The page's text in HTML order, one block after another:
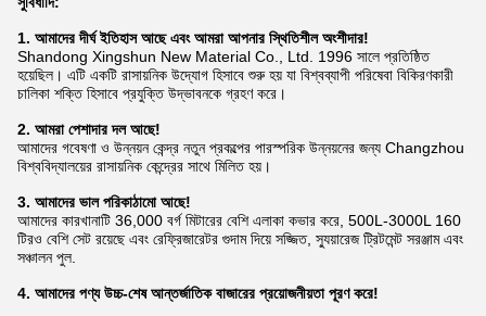
1. আমাদের দীর্ঘ ইতিহাস আছে এবং আমরা আপনার স্থিতিশীল অংশীদার!
Shandong Xingshun New Material Co., Ltd. 1996 সালে প্রতিষ্ঠিত
হয়েছিল। এটি একটি রাসায়নিক উদ্যোগ হিসাবে শুরু হয় যা বিশ্বব্যাপী পরিষেবা বিকিরণকারী
চালিকা শক্তি হিসাবে প্রযুক্তি উদ্ভাবনকে গ্রহণ করে।
2. আমরা পেশাদার দল আছে!
আমাদের গবেষণা ও উন্নয়ন কেন্দ্র নতুন প্রকল্পের পারস্পরিক উন্নয়নের জন্য Changzhou
বিশ্ববিদ্যালয়ের রাসায়নিক কেন্দ্রের সাথে মিলিত হয়।
3. আমাদের ভাল পরিকাঠামো আছে!
আমাদের কারখানাটি 36,000 বর্গ মিটারের বেশি এলাকা কভার করে, 500L-3000L 160
টিরও বেশি সেট রয়েছে এবং রেফ্রিজারেটর গুদাম দিয়ে সজ্জিত, স্যুয়ারেজ ট্রিটমেন্ট সরঞ্জাম এবং
সঞ্চালন পুল.
4. আমাদের পণ্য উচ্চ-শেষ আন্তর্জাতিক বাজারের প্রয়োজনীয়তা পূরণ করে!